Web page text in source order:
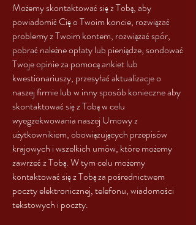
Możemy skontaktować się z Tobą, aby
powiadomić Cię o Twoim koncie, rozwiązać
problemy z Twoim kontem, rozwiązać spór,
pobrać należne opłaty lub pieniądze, sondować
Twoje opinie za pomocą ankiet lub
kwestionariuszy, przesyłać aktualizacje o
naszej firmie lub w inny sposób konieczne aby
skontaktować się z Tobą w celu
wyegzekwowania naszej Umowy z
użytkownikiem, obowiązujących przepisów
krajowych i wszelkich umów, które możemy
zawrzeć z Tobą. W tym celu możemy
kontaktować się z Tobą za pośrednictwem
poczty elektronicznej, telefonu, wiadomości
tekstowych i poczty.